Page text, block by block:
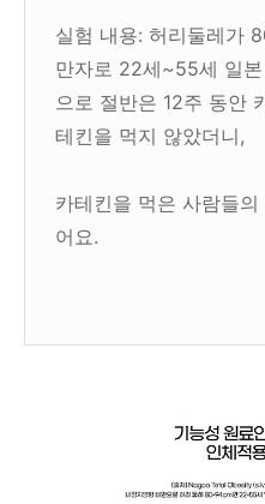
실험 내용: 허리둘레가
만자로 22세~55세 일
으로 절반은 12주 동안
테킨을 먹지 않았더니,
카테킨을 먹은 사람들
어요.